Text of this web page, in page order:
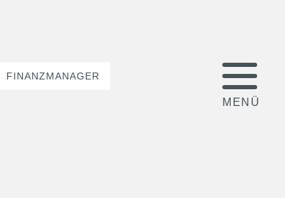
FINANZMANAGER